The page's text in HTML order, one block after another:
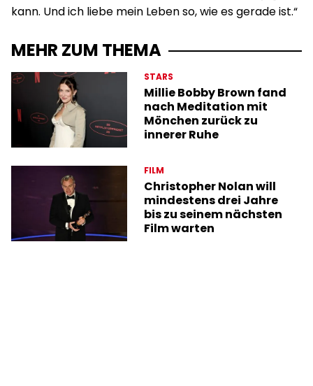
kann. Und ich liebe mein Leben so, wie es gerade ist.“
MEHR ZUM THEMA
STARS
Millie Bobby Brown fand
nach Meditation mit
Mönchen zurück zu
innerer Ruhe
FILM
Christopher Nolan will
mindestens drei Jahre
bis zu seinem nächsten
Film warten